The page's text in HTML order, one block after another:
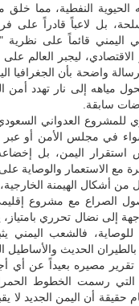
الحيوية النفطية، مما
بل لاعباً قادراً على
اليمني قائماً على
ليجبر العالم
واضحة بأن
مياهه إلى نار تهدد أمن
سابقة.
للمشروع العدواني
في مجلس الأمن أو عبر
اليمن، بل
مع الاستعمار والوصاية
من أشكال الهيمنة
مع مشروع
إلى نضال تحرري بامتياز،
فالشعب اليمني
الحديث
مصيره بعيداً عن أي
التي رسمت الخطوط
حقيقة أن اليمن الجديد لا